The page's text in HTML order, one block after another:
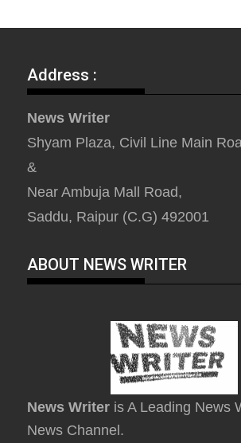
Address :
News Writer
Shyam Plaza, Civil Line Main
&
Near Ambuja Mall Road,
Saddu, Raipur (C.G) 492001
ABOUT NEWS WRITER
News Writer is A Leading News
News Channel.